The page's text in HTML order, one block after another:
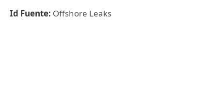
Id Fuente: Offshore Leaks